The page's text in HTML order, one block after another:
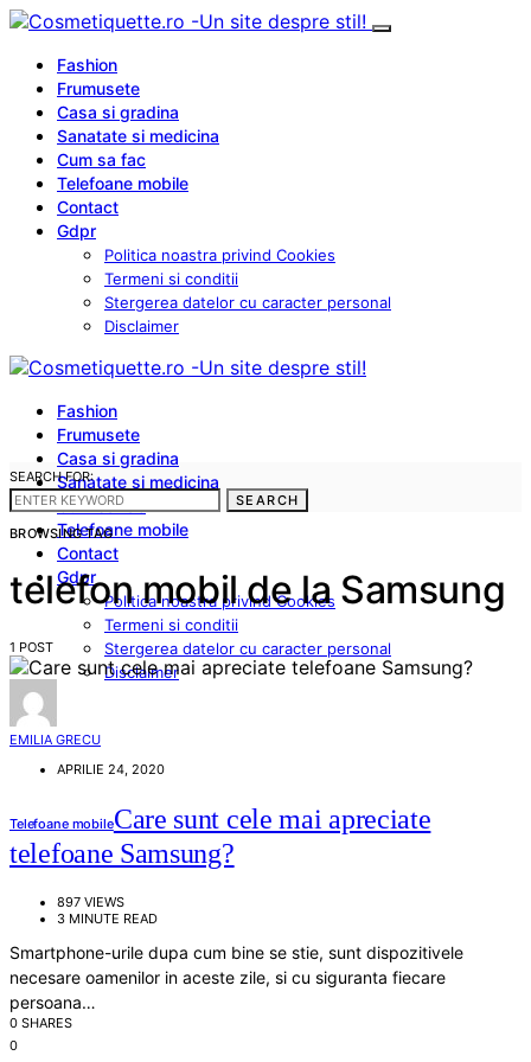
Fashion
Frumusete
Casa si gradina
Sanatate si medicina
Cum sa fac
Telefoane mobile
Contact
Gdpr
Politica noastra privind Cookies
Termeni si conditii
Stergerea datelor cu caracter personal
Disclaimer
Fashion
Frumusete
Casa si gradina
Sanatate si medicina
Cum sa fac
Telefoane mobile
Contact
Gdpr
Politica noastra privind Cookies
Termeni si conditii
Stergerea datelor cu caracter personal
Disclaimer
SEARCH FOR:
SEARCH
BROWSING TAG
telefon mobil de la Samsung
1 POST
EMILIA GRECU
APRILIE 24, 2020
Telefoane mobileCare sunt cele mai apreciate
telefoane Samsung?
897 VIEWS
3 MINUTE READ
Smartphone-urile dupa cum bine se stie, sunt dispozitivele
necesare oamenilor in aceste zile, si cu siguranta fiecare
persoana…
0 SHARES
0